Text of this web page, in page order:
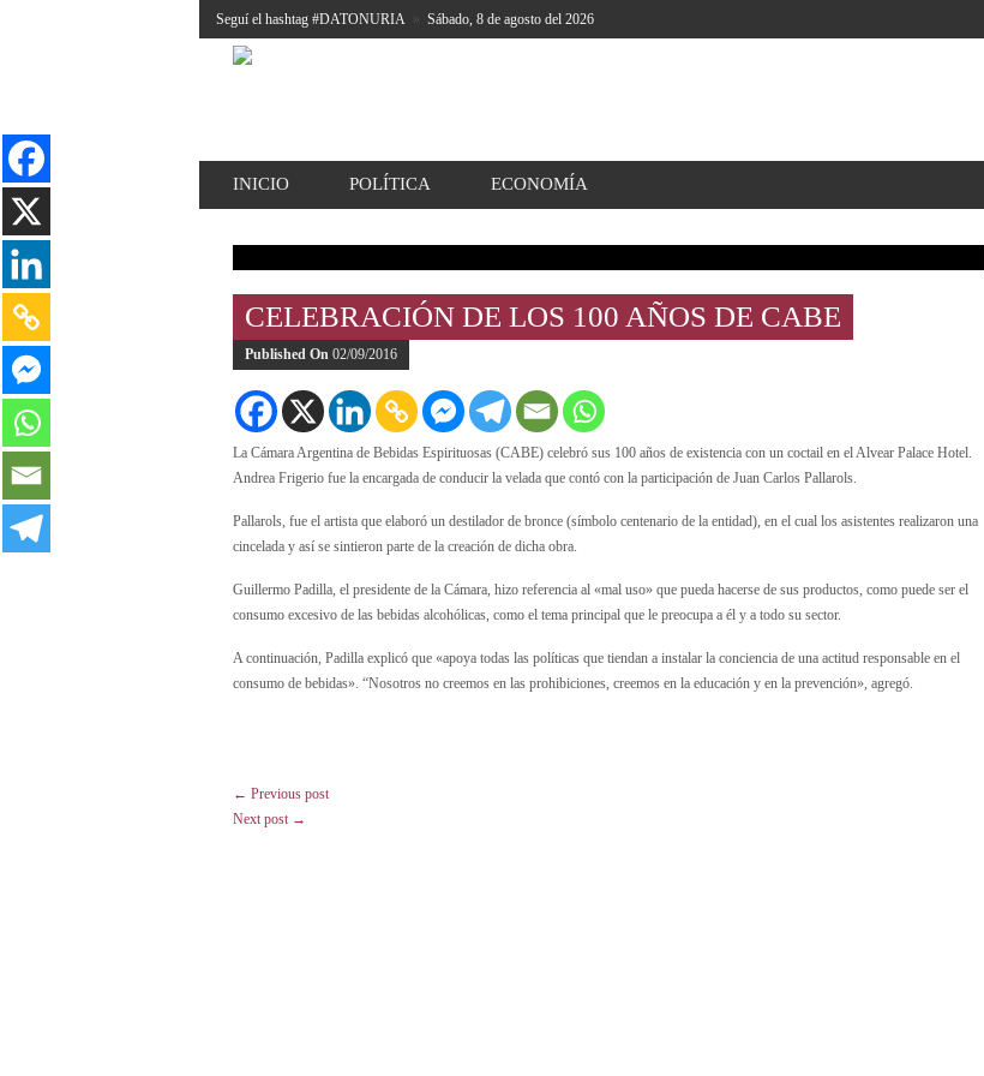
Seguí el hashtag #DATONURIA » Sábado, 8 de agosto del 2026
INICIO POLÍTICA ECONOMÍA
CELEBRACIÓN DE LOS 100 AÑOS DE CABE
Published On 02/09/2016
La Cámara Argentina de Bebidas Espirituosas (CABE) celebró sus 100 años de existencia con un coctail en el Alvear Palace Hotel.
Andrea Frigerio fue la encargada de conducir la velada que contó con la participación de Juan Carlos Pallarols.
Pallarols, fue el artista que elaboró un destilador de bronce (símbolo centenario de la entidad), en el cual los asistentes realizaron una
cincelada y así se sintieron parte de la creación de dicha obra.
Guillermo Padilla, el presidente de la Cámara, hizo referencia al «mal uso» que pueda hacerse de sus productos, como puede ser el
consumo excesivo de las bebidas alcohólicas, como el tema principal que le preocupa a él y a todo su sector.
A continuación, Padilla explicó que «apoya todas las políticas que tiendan a instalar la conciencia de una actitud responsable en el
consumo de bebidas». “Nosotros no creemos en las prohibiciones, creemos en la educación y en la prevención», agregó.
← Previous post
Next post →